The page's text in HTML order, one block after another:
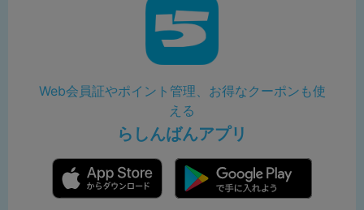
Web会員証やポイント管理、お得なクーポンも使
える
らしんばんアプリ